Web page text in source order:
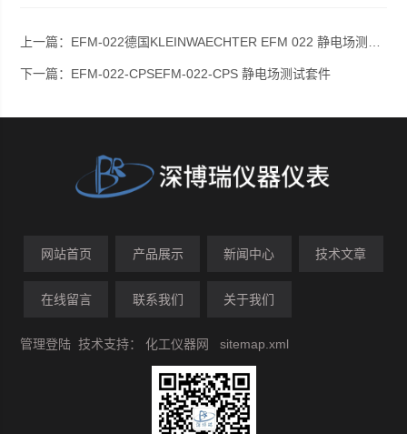
上一篇： EFM-022德国KLEINWAECHTER EFM 022 静电场测试仪
下一篇： EFM-022-CPSEFM-022-CPS 静电场测试套件
网站首页 产品展示 新闻中心 技术文章
在线留言 联系我们 关于我们
管理登陆 技术支持：化工仪器网 sitemap.xml